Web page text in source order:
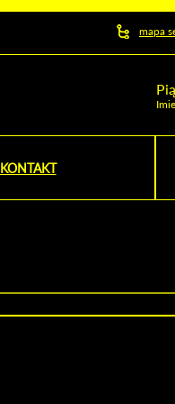
mapa
KONTAKT